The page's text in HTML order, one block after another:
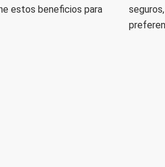
estos beneficios para